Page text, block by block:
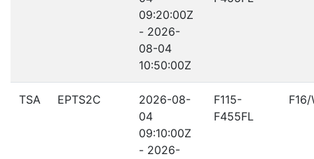
09:20:00Z
- 2026-
08-04
10:50:00Z
TSA EPTS2C
2026-08-
04
09:10:00Z
- 2026-
F115-
F455FL
F16/